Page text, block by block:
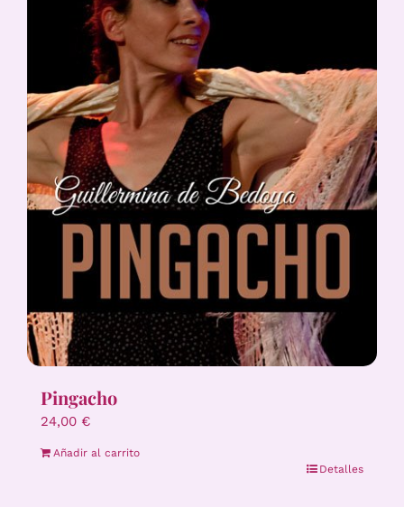
Pingacho
24,00 €
Añadir al carrito
Detalles